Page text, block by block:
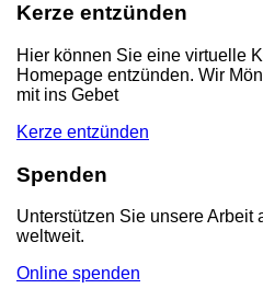
Kerze entzünden
Hier können Sie eine virtuelle
Homepage entzünden. Wir
mit ins Gebet
Kerze entzünden
Spenden
Unterstützen Sie unsere Arbeit
weltweit.
Online spenden